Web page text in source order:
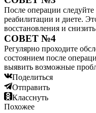
После операции
реабилитации и диете.
восстановления и
СОВЕТ №4
Регулярно проходите
состоянием после
выявить возможные
Поделиться
Отправить
Класснуть
Похожее